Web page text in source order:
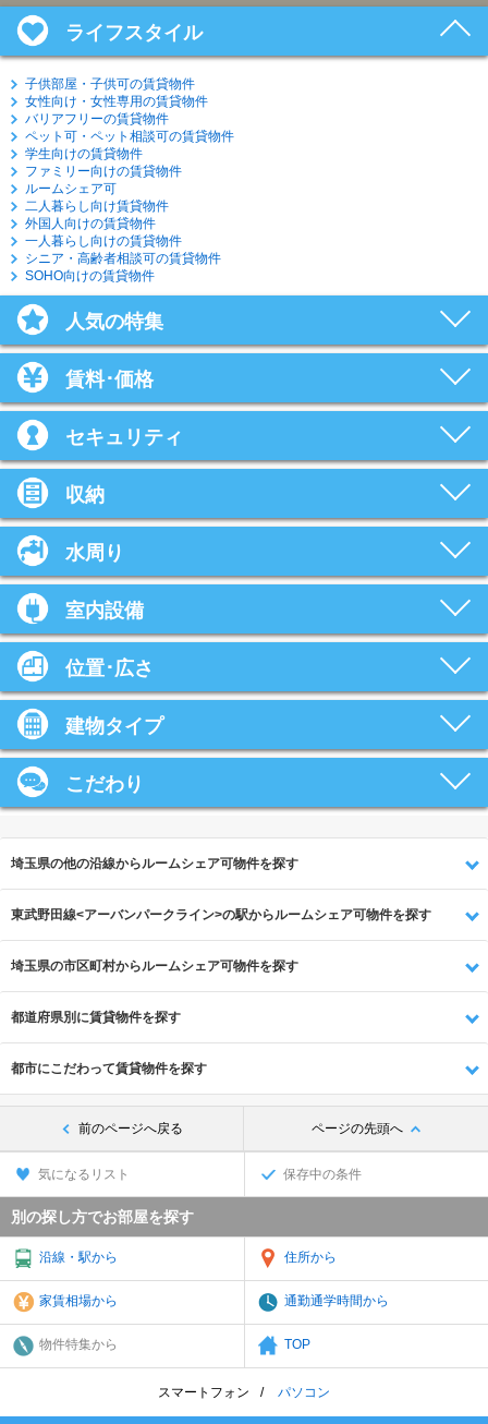
ライフスタイル
子供部屋・子供可の賃貸物件
女性向け・女性専用の賃貸物件
バリアフリーの賃貸物件
ペット可・ペット相談可の賃貸物件
学生向けの賃貸物件
ファミリー向けの賃貸物件
ルームシェア可
二人暮らし向け賃貸物件
外国人向けの賃貸物件
一人暮らし向けの賃貸物件
シニア・高齢者相談可の賃貸物件
SOHO向けの賃貸物件
人気の特集
賃料･価格
セキュリティ
収納
水周り
室内設備
位置･広さ
建物タイプ
こだわり
埼玉県の他の沿線からルームシェア可物件を探す
東武野田線<アーバンパークライン>の駅からルームシェア可物件を探す
埼玉県の市区町村からルームシェア可物件を探す
都道府県別に賃貸物件を探す
都市にこだわって賃貸物件を探す
前のページへ戻る ページの先頭へ
気になるリスト 保存中の条件
別の探し方でお部屋を探す
沿線・駅から 住所から
家賃相場から 通勤通学時間から
物件特集から TOP
スマートフォン パソコン